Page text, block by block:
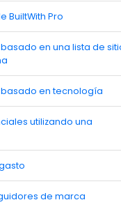
BuiltWith Pro
en una lista de
en tecnología
utilizando una
de marca